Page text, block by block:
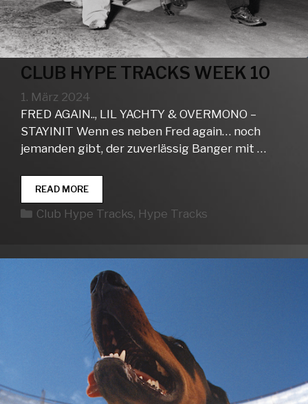
CLUB HYPE TRACKS WEEK 10
1. März 2024
FRED AGAIN.., LIL YACHTY & OVERMONO –
STAYINIT Wenn es neben Fred again… noch
jemanden gibt, der zuverlässig Banger mit …
READ MORECLUB
HYPE
TRACKS
Kategorien
Club Hype Tracks, Hype Tracks